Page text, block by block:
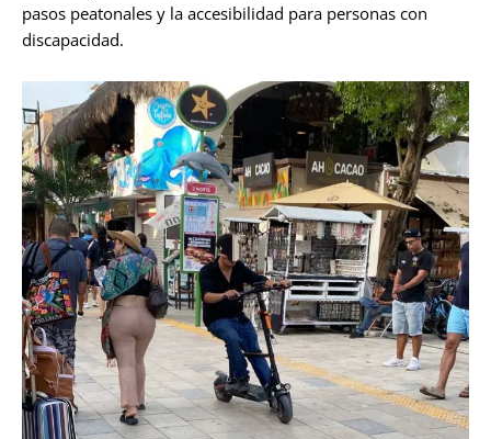
pasos peatonales y la accesibilidad para personas con
discapacidad.